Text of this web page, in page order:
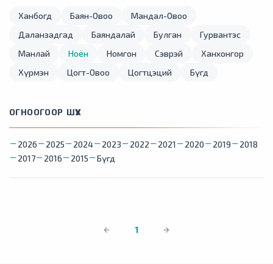
Ханбогд Баян-Овоо
Мандал-Овоо
Даланзадгад
Баяндалай Булган
Гурвантэс
Манлай
Ноён Номгон Сэврэй
Ханхонгор
Хүрмэн
Цогт-Овоо Цогтцэций Бүгд
ОГНООГООР ШҮҮХ
2026 2025 2024 2023 2022 2021 2020 2019
2018
2017
2016 2015 Бүгд
1